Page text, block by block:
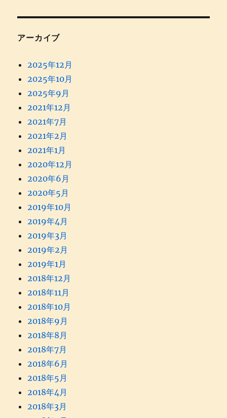
アーカイブ
2025年12月
2025年10月
2025年9月
2021年12月
2021年7月
2021年2月
2021年1月
2020年12月
2020年6月
2020年5月
2019年10月
2019年4月
2019年3月
2019年2月
2019年1月
2018年12月
2018年11月
2018年10月
2018年9月
2018年8月
2018年7月
2018年6月
2018年5月
2018年4月
2018年3月